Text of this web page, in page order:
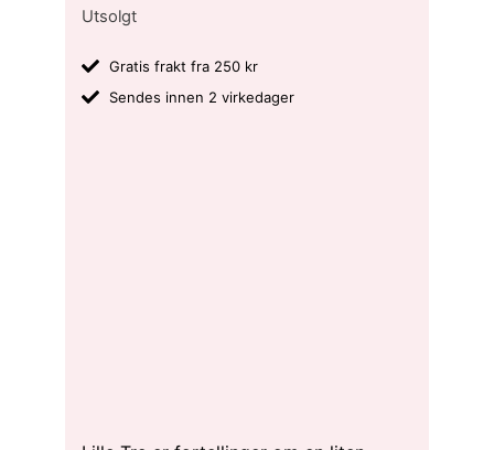
Utsolgt
Gratis frakt fra 250 kr
Sendes innen 2 virkedager